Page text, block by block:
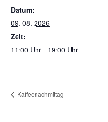
Datum:
09. 08. 2026
Zeit:
11:00 Uhr - 19:00 Uhr
Kaffeenachmittag